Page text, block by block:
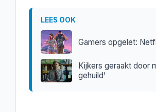
LEES OOK
Gamers opgelet:
Kijkers geraakt door
gehuild'